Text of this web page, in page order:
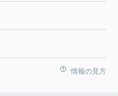
情報の見方